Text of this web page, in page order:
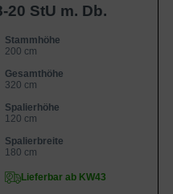
20 StU m. Db.
Stammhöhe
200 cm
Gesamthöhe
320 cm
Spalierhöhe
120 cm
Spalierbreite
180 cm
Lieferbar ab KW43